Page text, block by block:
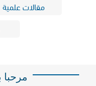
مقالات علمية
مرحبا